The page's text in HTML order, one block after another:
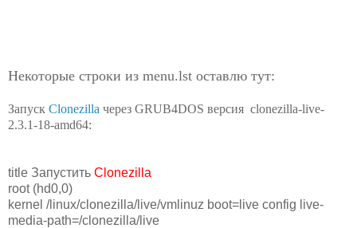
Некоторые строки из menu.lst оставлю тут:
Запуск Clonezilla через GRUB4DOS версия clonezilla-live-
2.3.1-18-amd64:
title Запустить Clonezilla
root (hd0,0)
kernel /linux/clonezilla/live/vmlinuz boot=live config live-
media-path=/clonezilla/live